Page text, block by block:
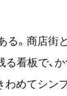
る。商店
看板で、
わめてシ